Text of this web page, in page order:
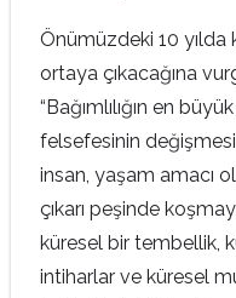
Önümüzdeki 10 yılda
ortaya çıkacağına
“Bağımlılığın en
felsefesinin
insan, yaşam amacı
çıkarı peşinde
küresel bir tembellik,
intiharlar ve küresel